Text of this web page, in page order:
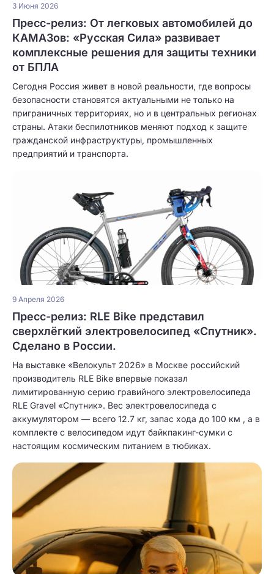
3 Июня 2026
Пресс-релиз: От легковых автомобилей до
КАМАЗов: «Русская Сила» развивает
комплексные решения для защиты техники
от БПЛА
Сегодня Россия живет в новой реальности, где вопросы
безопасности становятся актуальными не только на
приграничных территориях, но и в центральных регионах
страны. Атаки беспилотников меняют подход к защите
гражданской инфраструктуры, промышленных
предприятий и транспорта.
9 Апреля 2026
Пресс-релиз: RLE Bike представил
сверхлёгкий электровелосипед «Спутник».
Сделано в России.
На выставке «Велокульт 2026» в Москве российский
производитель RLE Bike впервые показал
лимитированную серию гравийного электровелосипеда
RLE Gravel «Спутник». Вес электровелосипеда с
аккумулятором — всего 12.7 кг, запас хода до 100 км , а в
комплекте с велосипедом идут байкпакинг-сумки с
настоящим космическим питанием в тюбиках.